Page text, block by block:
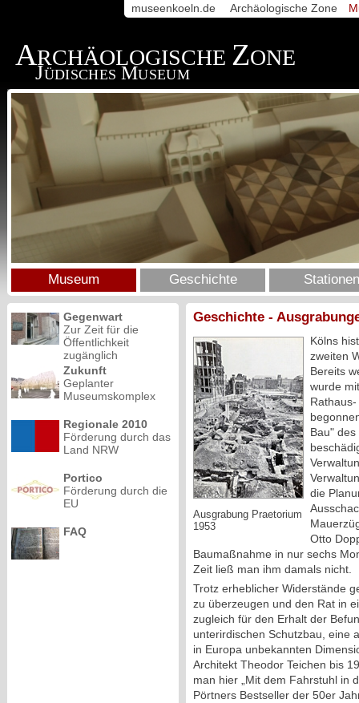
museenkoeln.de Archäologische Zone
ARCHÄOLOGISCHE ZONE
JÜDISCHES MUSEUM
Museum Geschichte Stationen
Gegenwart
Zur Zeit für die
Öffentlichkeit
zugänglich
Zukunft
Geplanter
Museumskomplex
Regionale 2010
Förderung durch das
Land NRW
Portico
Förderung durch die
EU
FAQ
Geschichte -
Ausgrabung Praetorium
1953
Kölns
zweiten
Bereits
wurde
Bau"
die
Otto
Baumaßnahme in nur sechs
Zeit ließ man ihm damals nicht.
Trotz erheblicher Widerstände
zu überzeugen und den Rat in
zugleich für den Erhalt der
unterirdischen Schutzbau, eine
in Europa unbekannten
Architekt Theodor Teichen bis
man hier „Mit dem Fahrstuhl in
Pörtners Bestseller der 50er